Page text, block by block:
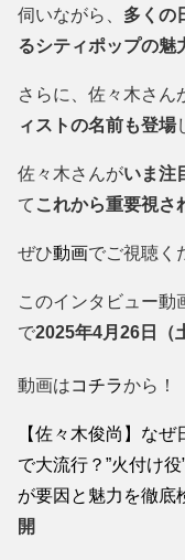
伺いながら、 多くの
るシティポップの魅
さらに、佐々木さん
ィストの名前も登場
佐々木さんがいま注
て これから重要視さ
ぜひ動画でご視聴く
このインタビュー動
で2025年4月26日（
動画はコチラから！
【佐々木俊尚】な
で大流行？”火付け
が要因と魅力を徹底
開